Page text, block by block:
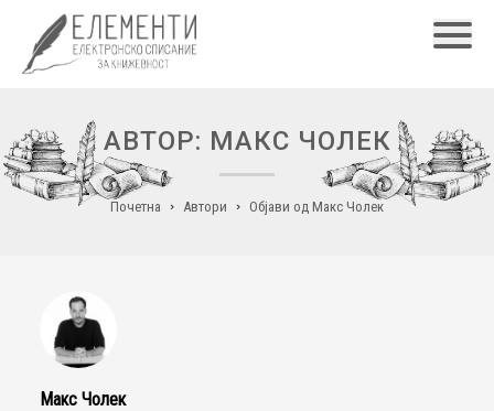
АВТОР: МАКС ЧОЛЕК
Почетна Автори Објави од Макс Чолек
Макс Чолек